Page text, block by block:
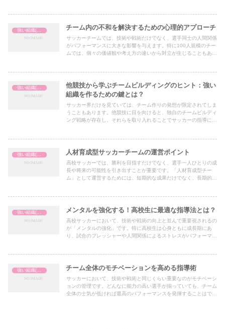
チーム内の不和を解決するための心理的アプローチ
サッカーチームでは、技術や戦術だけでなく、選手同士の人間関係
がパフォーマンスに大きな影響を与えます。特に100人規模のチー
ムでは、個々の価値観や考え方の違いから対立が生じることもあり
強い組織(チーム)の作り方
他競技から学ぶチームビルディングのヒント：強い
組織を作るための鍵とは？
サッカー界だけを見ていては、チーム作りの発想が限定されてしま
うこともあります。他競技に目を向けると、独自のチームビルディ
ング戦略が存在し、それらを取り入れることでサッカーの指導にも
強い組織(チーム)の作り方 人材育成型サッカーチームの運営ポイント
高校サッカーでは、勝利を目指すだけでなく、選手一人ひとりの成
長や将来の可能性を引き出すことが重要です。「人材育成型チー
ム」として運営するためには、短期的な成果だけでなく、長期的視
強い組織(チーム)の作り方 メンタルを強化する！高校生に最適な指導法とは？
高校サッカーにおいて、技術や戦術の向上と並んで重要視されるの
が「メンタルの強化」です。特に高校生は心身ともに成長期にあ
り、試合のプレッシャーや人間関係によるストレスがパフォーマン
強い組織(チーム)の作り方 チーム全体のモチベーションを高める指導術
サッカーにおいて、技術や戦術と同じくらい重要なのがモチベーシ
ョンの管理です。どんなに能力の高い選手が揃っていても、チーム
全体の士気が低ければ最高のパフォーマンスを発揮することはでき